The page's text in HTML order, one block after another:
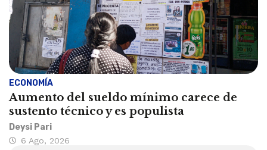
ECONOMÍA
Aumento del sueldo mínimo carece de
sustento técnico y es populista
Deysi Pari
6 Ago, 2026